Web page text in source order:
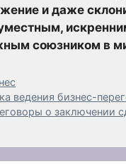
и даже
союзником в
ведения бизнес-
о заключении